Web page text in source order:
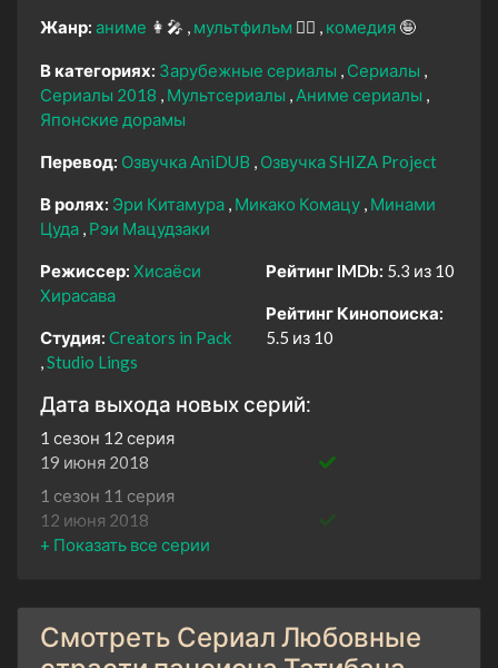
Жанр: аниме 👩‍🎤 мультфильм 🧚‍♀️ комедия 🤪
В категориях: Зарубежные сериалы
Сериалы
Сериалы 2018
Мультсериалы
Аниме сериалы
Японские дорамы
Перевод: Озвучка AniDUB Озвучка SHIZA Project
В ролях: Эри Китамура Микако Комацу Минами
Цуда Рэи Мацудзаки
Режиссер: Хисаёси
Хирасава
Студия: Creators in Pack
Studio Lings
Рейтинг IMDb: 5.3 из 10
Рейтинг Кинопоиска:
5.5 из 10
Дата выхода новых серий:
1 сезон 12 серия
19 июня 2018
1 сезон 11 серия
12 июня 2018
1 сезон 10 серия
1 сезон 9 серия
29 мая 2018
Смотреть Сериал Любовные